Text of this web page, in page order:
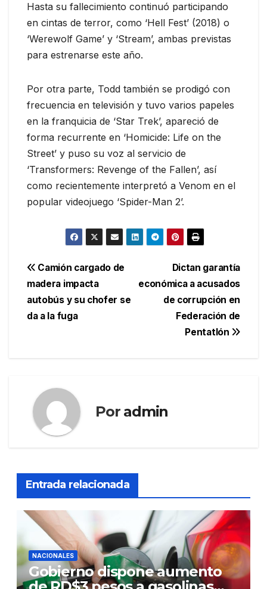
Hasta su fallecimiento continuó participando
en cintas de terror, como ‘Hell Fest’ (2018) o
‘Werewolf Game’ y ‘Stream’, ambas previstas
para estrenarse este año.
Por otra parte, Todd también se prodigó con
frecuencia en televisión y tuvo varios papeles
en la franquicia de ‘Star Trek’, apareció de
forma recurrente en ‘Homicide: Life on the
Street’ y puso su voz al servicio de
‘Transformers: Revenge of the Fallen’, así
como recientemente interpretó a Venom en el
popular videojuego ‘Spider-Man 2’.
Navegación
de
entradas
Dictan garantía
económica a acusados
de corrupción en
Federación de
Pentatlón
Camión cargado de
madera impacta
autobús y su chofer se
da a la fuga
Por admin
Entrada relacionada
NACIONALES
Gobierno dispone aumento